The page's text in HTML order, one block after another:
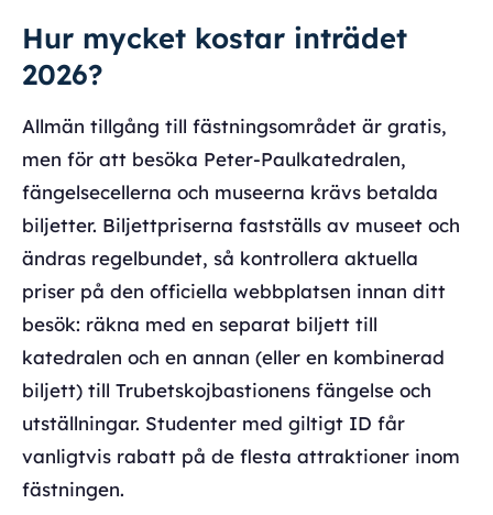
Hur mycket kostar inträdet
2026?
Allmän tillgång till fästningsområdet är gratis,
men för att besöka Peter-Paulkatedralen,
fängelsecellerna och museerna krävs betalda
biljetter. Biljettpriserna fastställs av museet och
ändras regelbundet, så kontrollera aktuella
priser på den officiella webbplatsen innan ditt
besök: räkna med en separat biljett till
katedralen och en annan (eller en kombinerad
biljett) till Trubetskojbastionens fängelse och
utställningar. Studenter med giltigt ID får
vanligtvis rabatt på de flesta attraktioner inom
fästningen.